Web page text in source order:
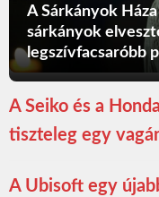
A Sárkányok
sárkányok
legszívfacsaróbb
A Seiko és a
tiszteleg egy
A Ubisoft egy